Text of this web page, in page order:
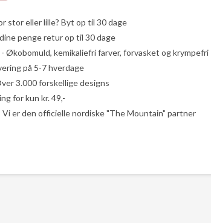
stor eller lille? Byt op til 30 dage
dine penge retur op til 30 dage
- Økobomuld, kemikaliefri farver, forvasket og krympefri
på 5-7 hverdage
3.000 forskellige designs
for kun kr. 49,-
Vi er den officielle nordiske "The Mountain" partner